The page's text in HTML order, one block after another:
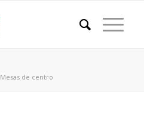
Mesas de centro